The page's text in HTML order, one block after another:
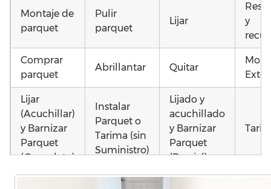
Montaje de
parquet
Pulir
parquet
Lijar
y
Comprar
parquet
Abrillantar Quitar
Lijar
(Acuchillar)
y Barnizar
Parquet
(Completo)
Instalar
Parquet o
Tarima (sin
Suministro)
Lijado y
acuchillado
y Barnizar
Parquet
(Parcial)